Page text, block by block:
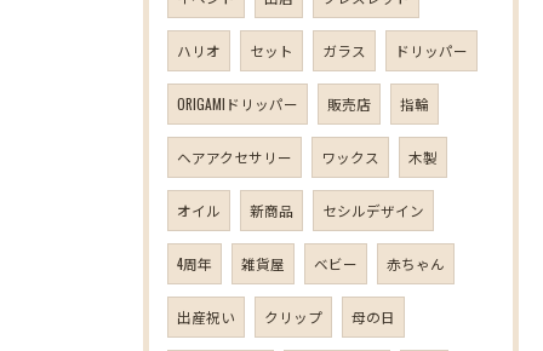
ハリオ セット ガラス ドリッパー
ORIGAMIドリッパー 販売店 指輪
ヘアアクセサリー ワックス 木製
オイル 新商品 セシルデザイン
4周年 雑貨屋 ベビー 赤ちゃん
出産祝い クリップ 母の日